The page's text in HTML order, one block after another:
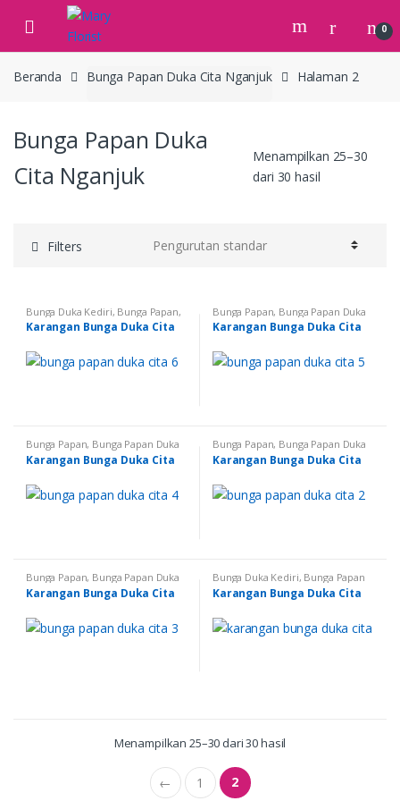
navigation
content
0
Beranda Bunga Papan Duka Cita Nganjuk Halaman 2
Bunga Papan Duka
Cita Nganjuk
Menampilkan 25–30
dari 30 hasil
Filters
Bunga Duka Kediri, Bunga Papan,
Bunga Papan Duka Cita ,Bunga
Papan Duka Cita Kertosono,
Bunga Papan Duka Cita Pare
Bunga Papan Duka Cita
Trenggalek
Karangan Bunga Duka Cita
Bunga Papan, Bunga Papan Duka
Cita ,Bunga Papan Duka Cita
Kertosono, Bunga Papan Duka
Cita Pare
Trenggalek ,Karangan Bunga,
Karangan Bunga di Kediri
Karangan Bunga Duka Cita
Bunga Papan, Bunga Papan Duka
Cita ,Bunga Papan Duka Cita
Kertosono, Bunga Papan Duka
Cita Pare
Trenggalek ,Karangan Bunga,
Karangan Bunga di Kediri
Karangan Bunga Duka Cita
Bunga Papan, Bunga Papan Duka
Cita ,Bunga Papan Duka Cita
Kertosono, Bunga Papan Duka
Cita Pare
Trenggalek ,Karangan Bunga
Karangan Bunga Duka Cita
Bunga Papan, Bunga Papan Duka
Cita , Bunga Papan Duka Cita
Kertosono, Bunga Papan Duka
Cita Pare
Trenggalek ,Karangan Bunga
Karangan Bunga Duka Cita
Bunga Duka Kediri, Bunga Papan
Duka Cita Bunga Papan Duka Cita
Kertosono, Bunga Papan Duka
Cita Pare
Trenggalek,Karangan Bunga
Karangan Bunga Duka Cita
Menampilkan 25–30 dari 30 hasil
← 1 2